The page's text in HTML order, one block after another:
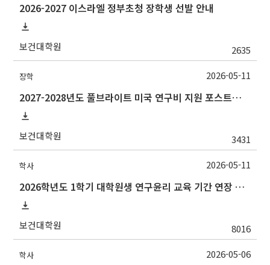
2026-2027 이스라엘 정부초청 장학생 선발 안내
보건대학원 2635
장학
2027-2028년도 풀브라이트 미국 연구비 지원 포스트닥 장학 프로그램 선발 안내
보건대학원 3431
2026-05-11
학사
2026학년도 1학기 대학원생 연구윤리 교육 기간 연장 안내[ ~5. 31.(일)]
보건대학원 8016
2026-05-11
학사 2026-05-06